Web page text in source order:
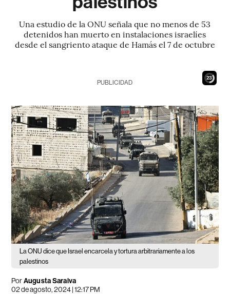
Una estudio de la ONU señala que no menos de 53
detenidos han muerto en instalaciones israelíes
desde el sangriento ataque de Hamás el 7 de octubre
21
PUBLICIDAD
La ONU dice que Israel encarcela y tortura arbitrariamente a los
palestinos
PorAugusta Saraiva
02 de agosto, 2024 | 12:17 PM